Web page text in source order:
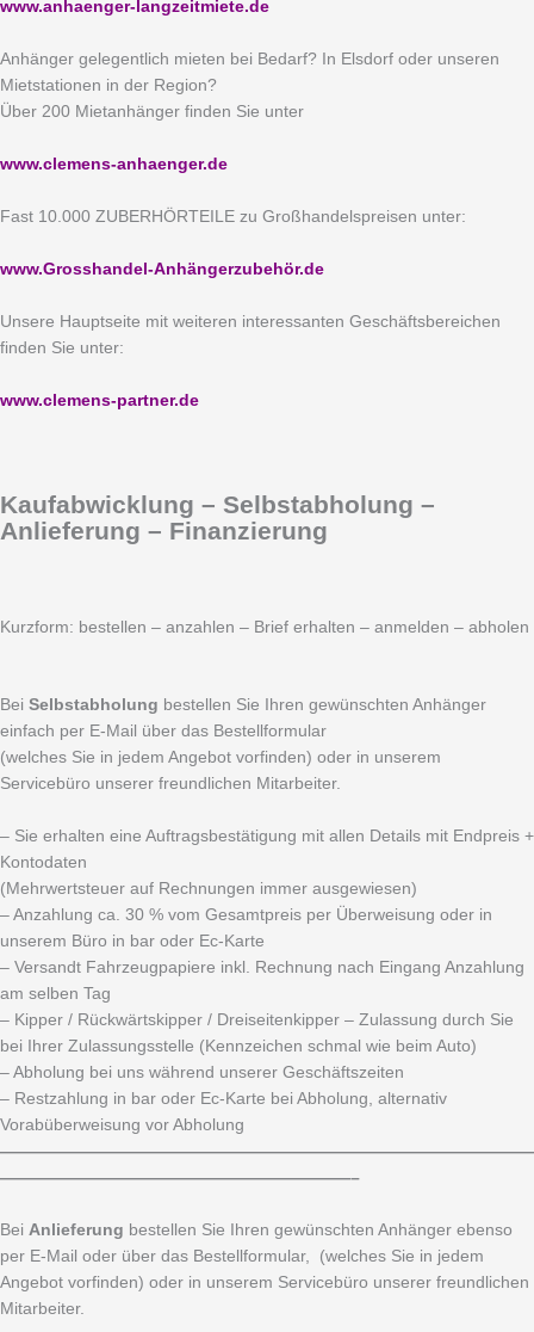
www.anhaenger-langzeitmiete.de
Anhänger gelegentlich mieten bei Bedarf? In Elsdorf oder unseren
Mietstationen in der Region?
Über 200 Mietanhänger finden Sie unter
www.clemens-anhaenger.de
Fast 10.000 ZUBERHÖRTEILE zu Großhandelspreisen unter:
www.Grosshandel-Anhängerzubehör.de
Unsere Hauptseite mit weiteren interessanten Geschäftsbereichen
finden Sie unter:
www.clemens-partner.de
Kaufabwicklung – Selbstabholung –
Anlieferung – Finanzierung
Kurzform: bestellen – anzahlen – Brief erhalten – anmelden – abholen
Bei Selbstabholung bestellen Sie Ihren gewünschten Anhänger
einfach per E-Mail über das Bestellformular
(welches Sie in jedem Angebot vorfinden) oder in unserem
Servicebüro unserer freundlichen Mitarbeiter.
– Sie erhalten eine Auftragsbestätigung mit allen Details mit Endpreis +
Kontodaten
(Mehrwertsteuer auf Rechnungen immer ausgewiesen)
– Anzahlung ca. 30 % vom Gesamtpreis per Überweisung oder in
unserem Büro in bar oder Ec-Karte
– Versandt Fahrzeugpapiere inkl. Rechnung nach Eingang Anzahlung
am selben Tag
– Kipper / Rückwärtskipper / Dreiseitenkipper – Zulassung durch Sie
bei Ihrer Zulassungsstelle (Kennzeichen schmal wie beim Auto)
– Abholung bei uns während unserer Geschäftszeiten
– Restzahlung in bar oder Ec-Karte bei Abholung, alternativ
Vorabüberweisung vor Abholung
————————————————————————————————
—————————————————————–
Bei Anlieferung bestellen Sie Ihren gewünschten Anhänger ebenso
per E-Mail oder über das Bestellformular, (welches Sie in jedem
Angebot vorfinden) oder in unserem Servicebüro unserer freundlichen
Mitarbeiter.